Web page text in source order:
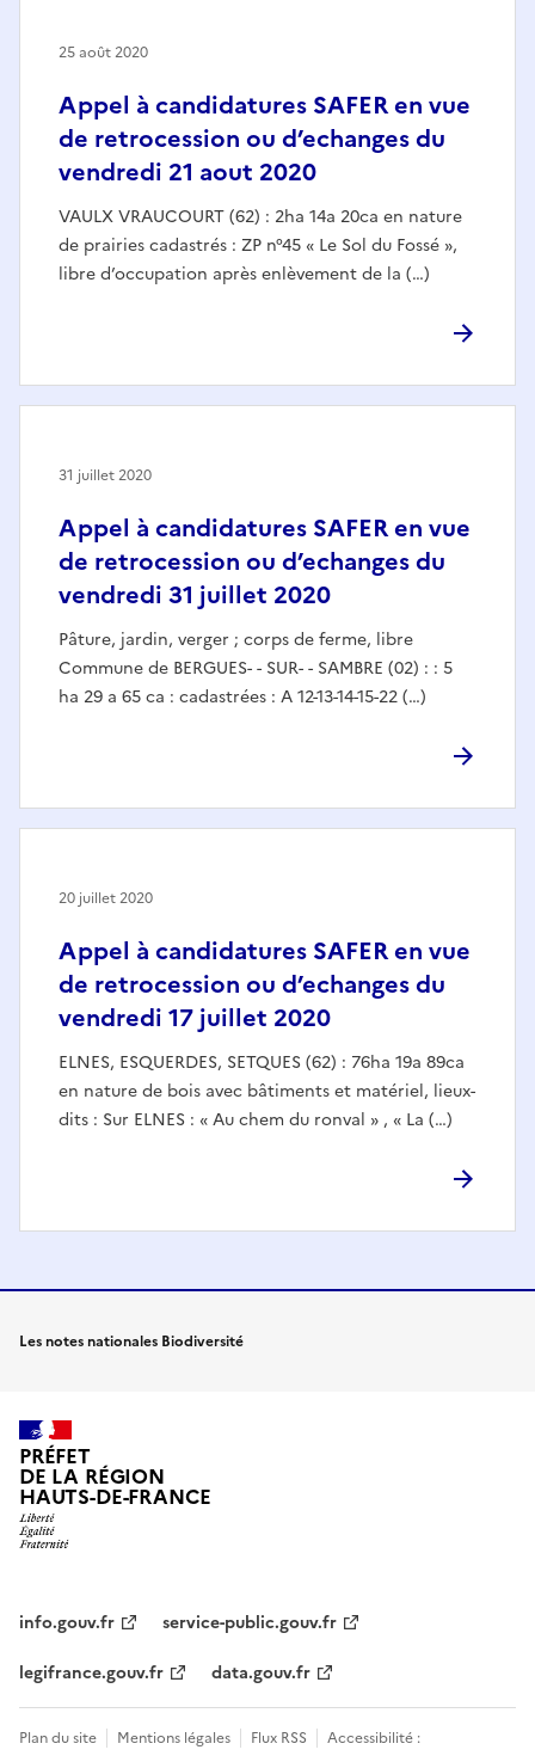
Appel à candidatures SAFER en vue
de retrocession ou d’echanges du
vendredi 21 aout 2020
VAULX VRAUCOURT (62) : 2ha 14a 20ca en nature
de prairies cadastrés : ZP n°45 « Le Sol du Fossé »,
libre d’occupation après enlèvement de la (…)
25 août 2020
Appel à candidatures SAFER en vue
de retrocession ou d’echanges du
vendredi 31 juillet 2020
Pâture, jardin, verger ; corps de ferme, libre
Commune de BERGUES- - SUR- - SAMBRE (02) : : 5
ha 29 a 65 ca : cadastrées : A 12-13-14-15-22 (…)
31 juillet 2020
Appel à candidatures SAFER en vue
de retrocession ou d’echanges du
vendredi 17 juillet 2020
ELNES, ESQUERDES, SETQUES (62) : 76ha 19a 89ca
en nature de bois avec bâtiments et matériel, lieux-
dits : Sur ELNES : « Au chem du ronval » , « La (…)
20 juillet 2020
Les notes nationales Biodiversité
PRÉFET
DE LA RÉGION
HAUTS-DE-FRANCE
info.gouv.fr
service-public.gouv.fr
legifrance.gouv.fr
data.gouv.fr
Plan du site Mentions légales Flux RSS Accessibilité :